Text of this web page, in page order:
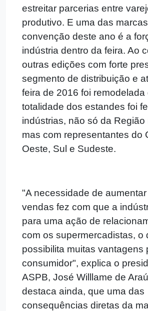
estreitar parcerias entre
produtivo. E uma das
convenção deste ano é a
indústria dentro da feira. Ao
outras edições com forte
segmento de distribuição e
feira de 2016 foi remodelada
totalidade dos estandes foi
indústrias, não só da Região
mas com representantes do
Oeste, Sul e Sudeste.
"A necessidade de
vendas fez com que a
para uma ação de
com os supermercadistas, o
possibilita muitas vantagens
consumidor", explica o
ASPB, José Willlame de
destaca ainda, que uma das
consequências diretas da